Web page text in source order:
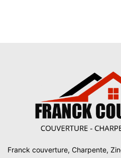
Franck couverture, Charpente,